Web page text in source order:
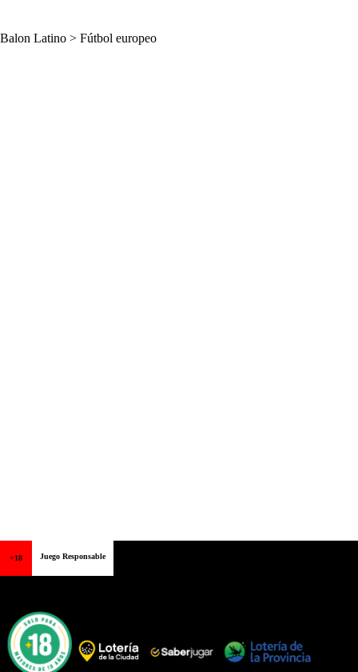
Balon Latino > Fútbol europeo
+18 Juego Responsable